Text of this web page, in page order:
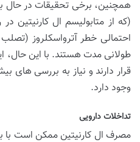
(که از متابولیسم ال کارنیتین
احتمالی خطر آترواسکلروز
طولانی مدت هستند. با این حال،
قرار دارند و نیاز به بررسی های
وجود دارد.
تداخلات دارویی
مصرف ال کارنیتین ممکن است با